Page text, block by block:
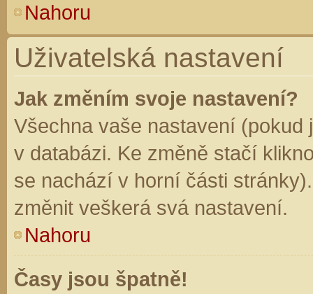
Nahoru
Uživatelská nastavení
Jak změním svoje nastavení?
Všechna vaše nastavení (pokud
v databázi. Ke změně stačí
se nachází v horní části
změnit veškerá svá nastavení.
Nahoru
Časy jsou špatně!